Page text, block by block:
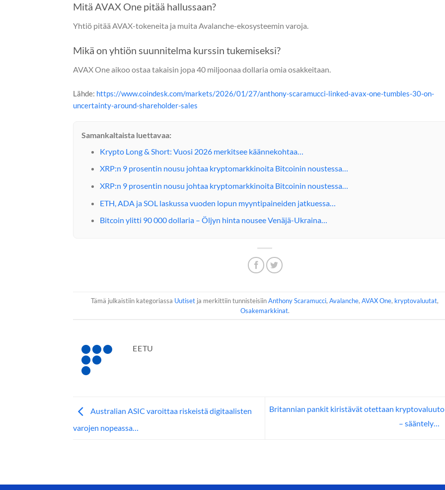
Mitä AVAX One pitää hallussaan?
Yhtiö pitää AVAX-tokeneita ja muita Avalanche-ekosysteemin varoja.
Mikä on yhtiön suunnitelma kurssin tukemiseksi?
AVAX One aikoo ostaa takaisin jopa 40 miljoonaa dollaria omia osakkeitaan.
Lähde: https://www.coindesk.com/markets/2026/01/27/anthony-scaramucci-linked-avax-one-tumbles-30-on-
uncertainty-around-shareholder-sales
Samankaltaista luettavaa:
Krypto Long & Short: Vuosi 2026 merkitsee käännekohtaa…
XRP:n 9 prosentin nousu johtaa kryptomarkkinoita Bitcoinin noustessa…
XRP:n 9 prosentin nousu johtaa kryptomarkkinoita Bitcoinin noustessa…
ETH, ADA ja SOL laskussa vuoden lopun myyntipaineiden jatkuessa…
Bitcoin ylitti 90 000 dollaria – Öljyn hinta nousee Venäjä-Ukraina…
Tämä julkaistiin kategoriassa Uutiset ja merkittiin tunnisteisiinAnthony Scaramucci,Avalanche,AVAX One, kryptovaluutat,
Osakemarkkinat.
EETU
Australian ASIC varoittaa riskeistä digitaalisten
varojen nopeassa…
Britannian pankit kiristävät otettaan
– sääntely…